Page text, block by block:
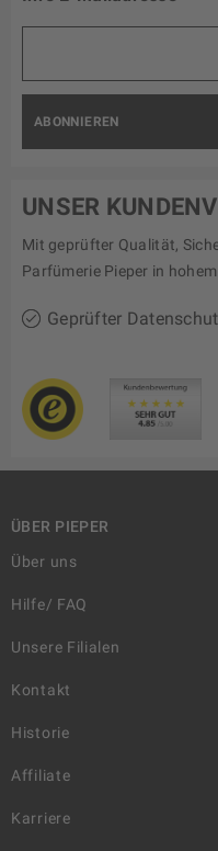
ABONNIEREN
UNSER
Mit geprüfter Qualität,
Parfümerie Pieper in
Geprüfter
ÜBER PIEPER
Über uns
Hilfe/ FAQ
Unsere Filialen
Kontakt
Historie
Affiliate
Karriere